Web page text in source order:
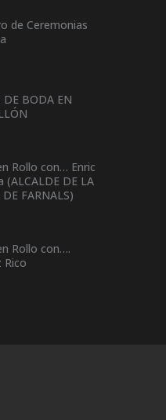
de Ceremonias
DE BODA EN
Rollo con… Enric
(ALCALDE DE LA
FARNALS)
Rollo con….
Rico